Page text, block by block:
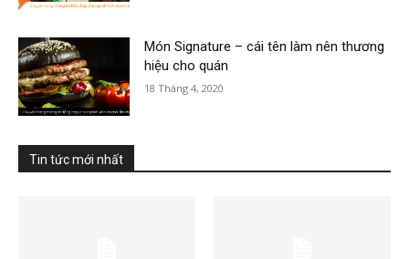
Món Signature – cái tên làm nên thương
hiệu cho quán
18 Tháng 4, 2020
Tin tức mới nhất